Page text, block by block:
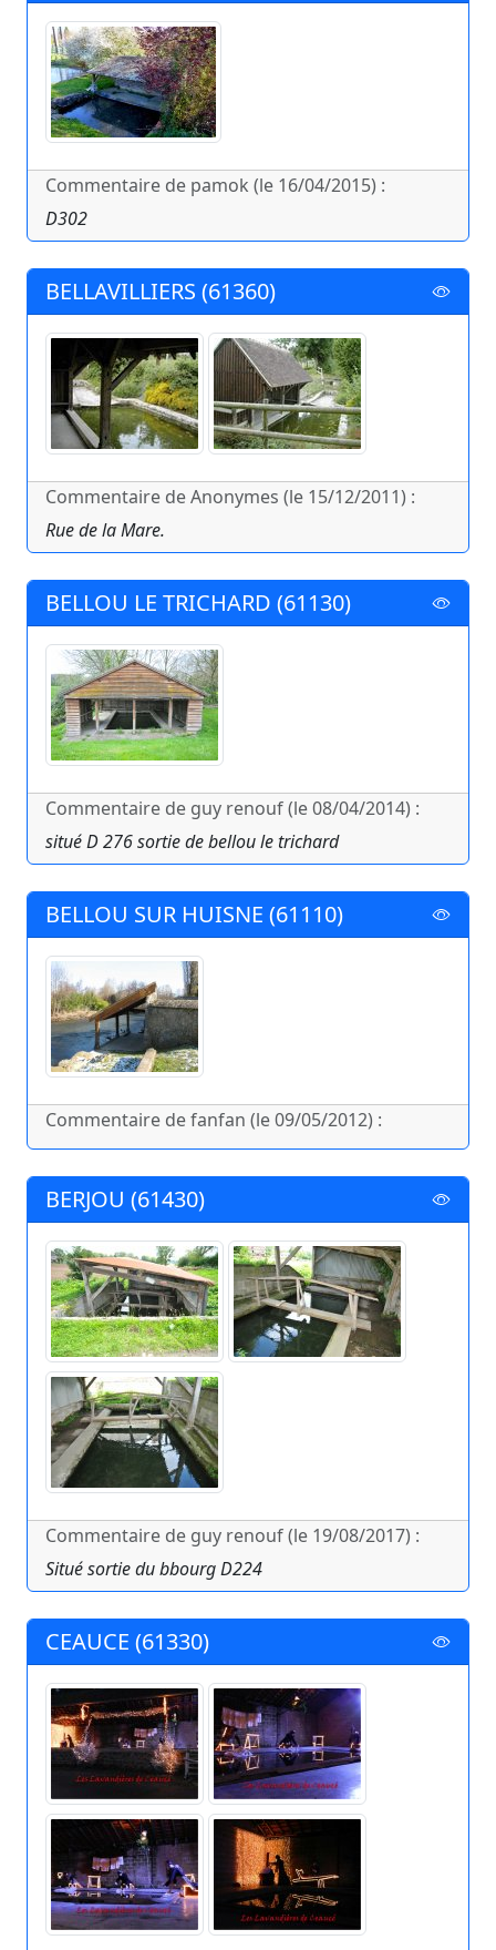
Commentaire de pamok (le 16/04/2015) :
D302
BELLAVILLIERS (61360)
Commentaire de Anonymes (le 15/12/2011) :
Rue de la Mare.
BELLOU LE TRICHARD (61130)
Commentaire de guy renouf (le 08/04/2014) :
situé D 276 sortie de bellou le trichard
BELLOU SUR HUISNE (61110)
Commentaire de fanfan (le 09/05/2012) :
BERJOU (61430)
Commentaire de guy renouf (le 19/08/2017) :
Situé sortie du bbourg D224
CEAUCE (61330)